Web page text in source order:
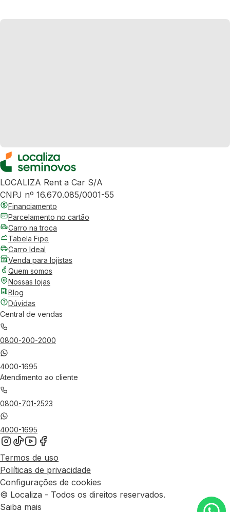
LOCALIZA Rent a Car S/A
CNPJ nº 16.670.085/0001-55
Financiamento
Parcelamento no cartão
Carro na troca
Tabela Fipe
Carro Ideal
Venda para lojistas
Quem somos
Nossas lojas
Blog
Dúvidas
Central de vendas
0800-200-2000
4000-1695
Atendimento ao cliente
0800-701-2523
4000-1695
Termos de uso
Políticas de privacidade
Configurações de cookies
© Localiza - Todos os direitos reservados.
Saiba mais